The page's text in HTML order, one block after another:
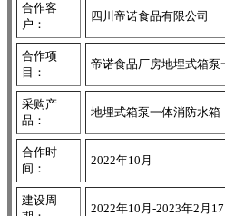
合作客
户：
四川帝诺食品有限公司
合作项
目：
帝诺食品厂房地埋式箱泵
采购产
品：
地埋式箱泵一体消防水箱
合作时
间：
2022年10月
建设周
2022年10月-2023年2月17